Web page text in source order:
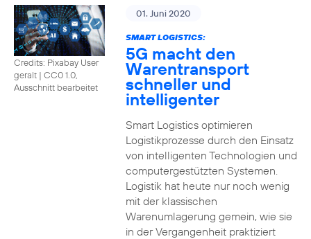
Credits: Pixabay User
geralt | CC0 1.0,
Ausschnitt bearbeitet
01. Juni 2020
SMART LOGISTICS:
5G macht den
Warentransport
schneller und
intelligenter
Smart Logistics optimieren
Logistikprozesse durch den Einsatz
von intelligenten Technologien und
computergestützten Systemen.
Logistik hat heute nur noch wenig
mit der klassischen
Warenumlagerung gemein, wie sie
in der Vergangenheit praktiziert